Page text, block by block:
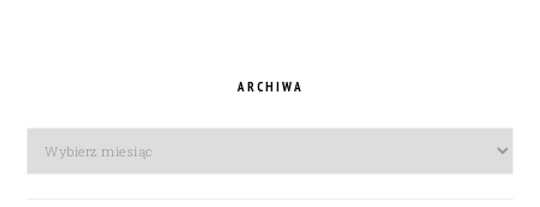
ARCHIWA
Archiwa